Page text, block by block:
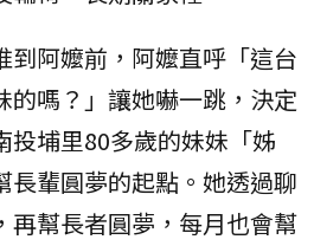
到阿嬤前，阿嬤直呼「這台
的嗎？」讓她嚇一跳，決定
投埔里80多歲的妹妹「姊
長輩圓夢的起點。她透過聊
再幫長者圓夢，每月也會幫